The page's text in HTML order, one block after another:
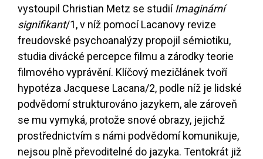
vystoupil Christian Metz se studiíImaginární
signifikant/1, v níž pomocí Lacanovy revize
freudovské psychoanalýzy propojil sémiotiku,
studia divácké percepce filmu a zárodky teorie
filmového vyprávění. Klíčový mezičlánek tvoří
hypotéza Jacquese Lacana/2, podle níž je lidské
podvědomí strukturováno jazykem, ale zároveň
se mu vymyká, protože snové obrazy, jejichž
prostřednictvím s námi podvědomí komunikuje,
nejsou plně převoditelné do jazyka. Tentokrát již